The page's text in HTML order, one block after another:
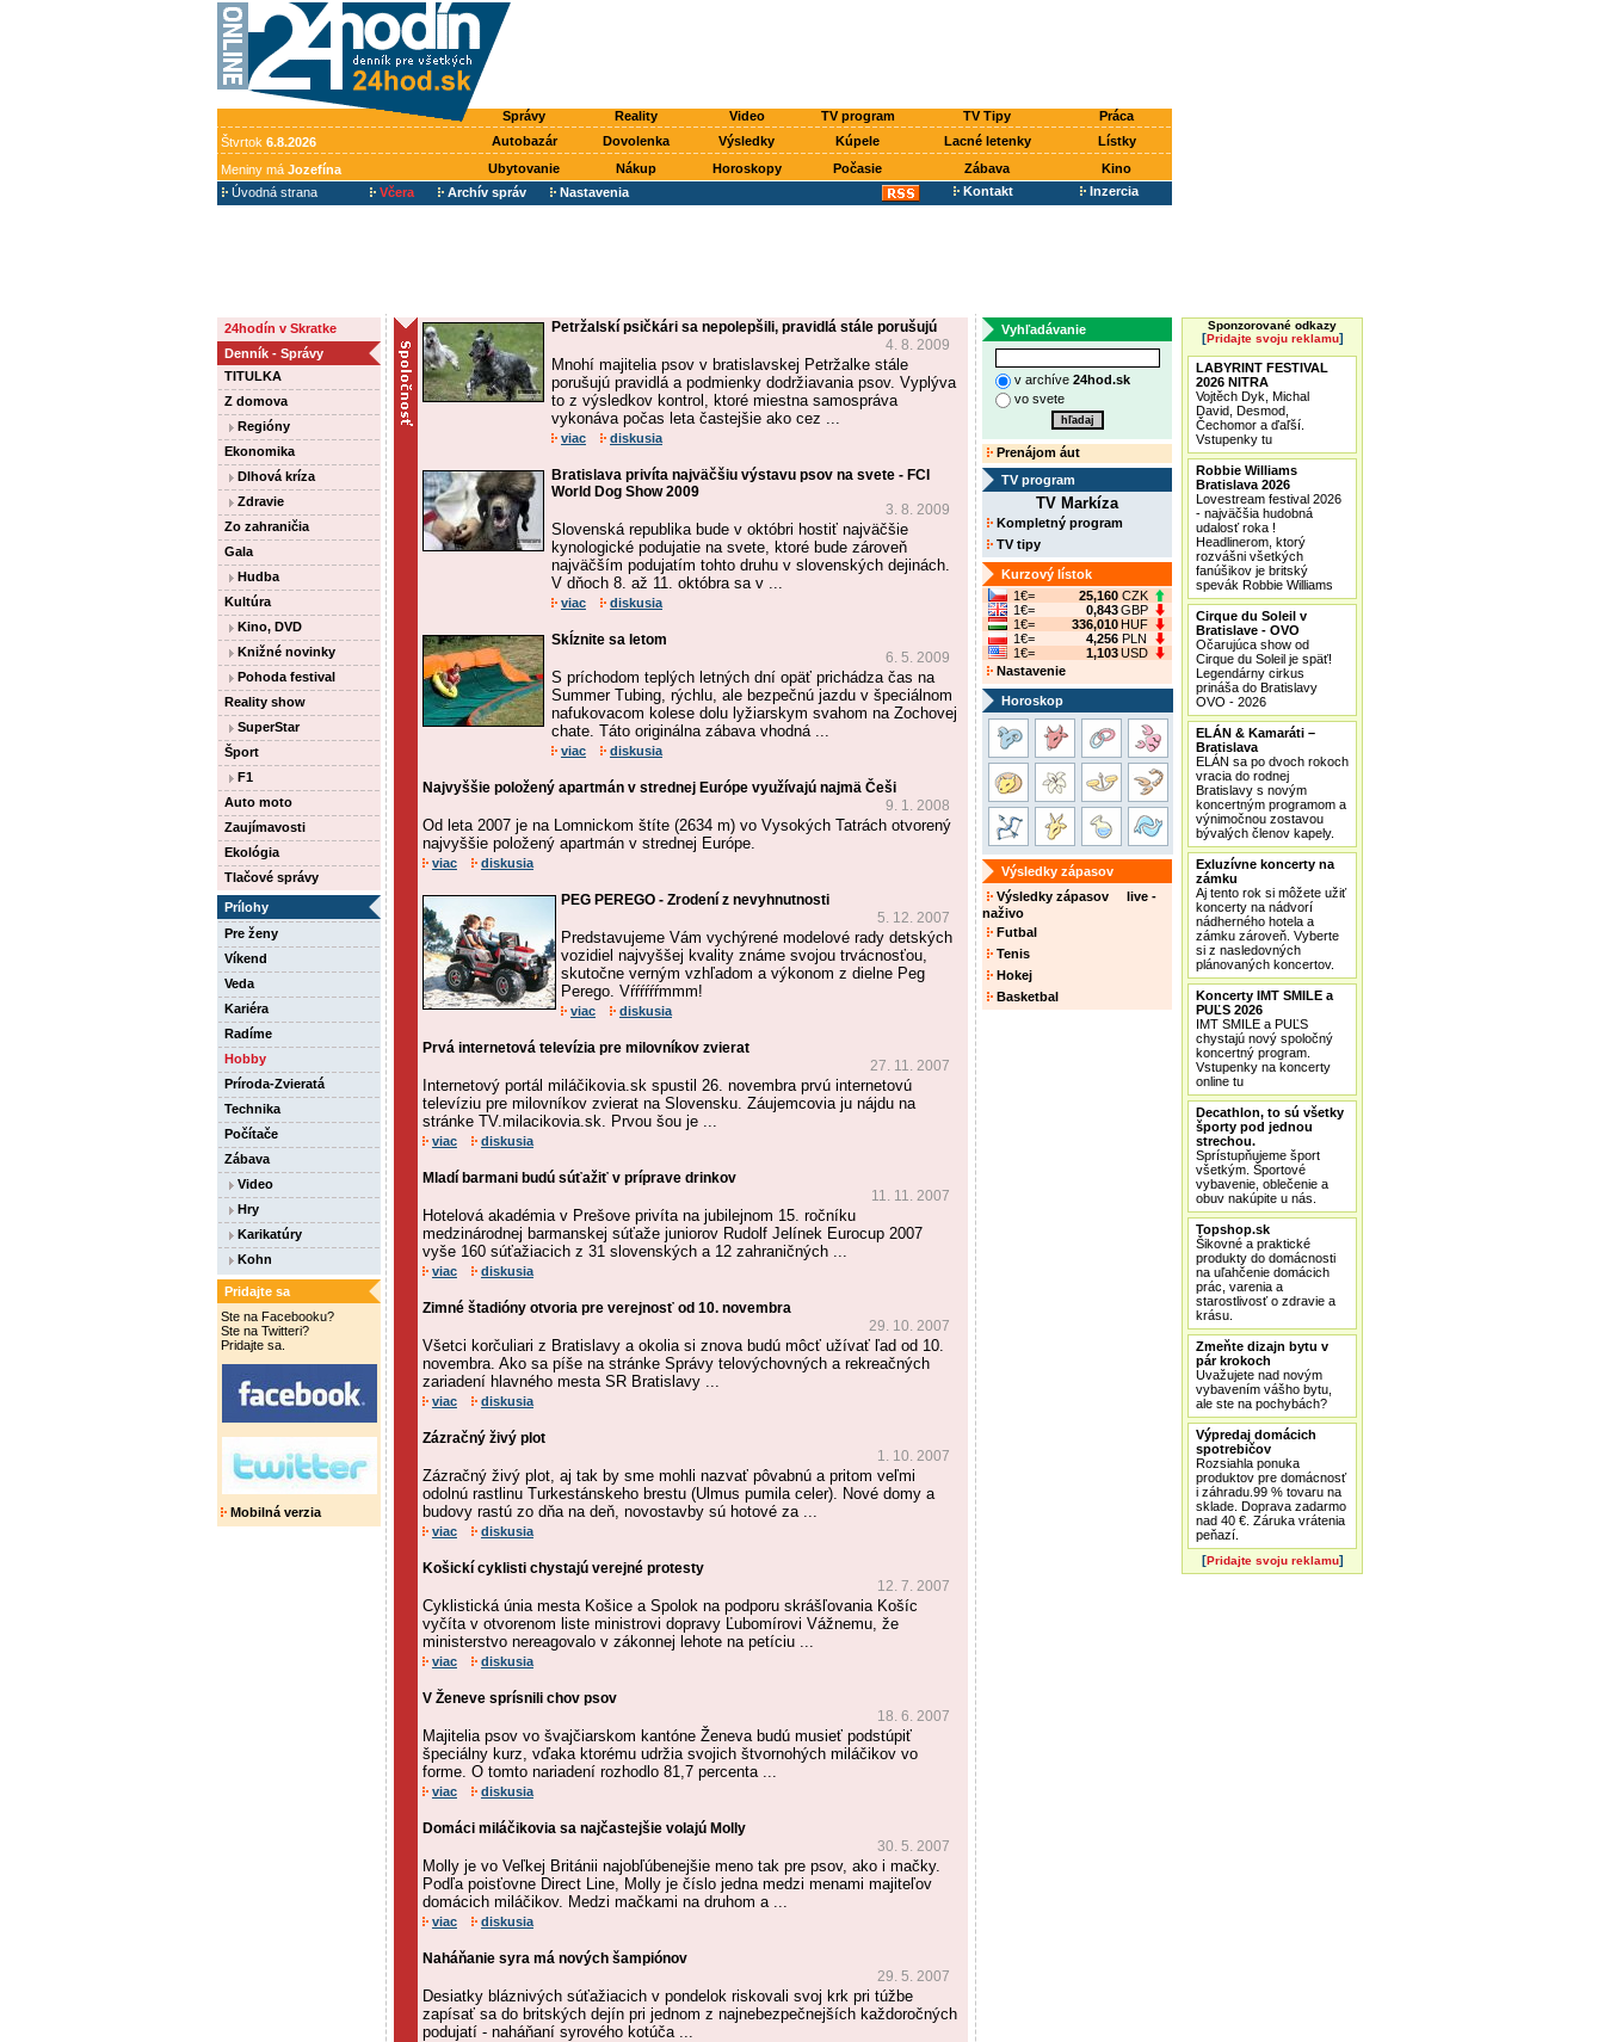
Správy Reality Video TV program TV Tipy
Práca
Štvrtok 6.8.2026 Autobazár Dovolenka Výsledky Kúpele Lacné letenky
Lístky
Meniny má Jozefína Ubytovanie Nákup Horoskopy Počasie Zábava
Kino
Úvodná strana
Včera Archív správ Nastavenia Kontakt Inzercia
24hodín v Skratke
Denník - Správy
TITULKA
Z domova
Regióny
Ekonomika
Dlhová kríza
Zdravie
Zo zahraničia
Gala
Hudba
Kultúra
Kino, DVD
Knižné novinky
Pohoda festival
Reality show
SuperStar
Šport
F1
Auto moto
Zaujímavosti
Ekológia
Tlačové správy
Prílohy
Pre ženy
Víkend
Veda
Kariéra
Radíme
Hobby
Príroda-Zvieratá
Technika
Počítače
Zábava
Video
Hry
Karikatúry
Kohn
Pridajte sa
Ste na Facebooku?
Ste na Twitteri?
Pridajte sa.
Mobilná verzia
Petržalskí psičkári sa nepolepšili, pravidlá stále porušujú
4. 8. 2009
Mnohí majitelia psov v bratislavskej Petržalke stále
porušujú pravidlá a podmienky dodržiavania psov. Vyplýva
to z výsledkov kontrol, ktoré miestna samospráva
vykonáva počas leta častejšie ako cez ...
viac diskusia
Bratislava privíta najväčšiu výstavu psov na svete - FCI
World Dog Show 2009
3. 8. 2009
Slovenská republika bude v októbri hostiť najväčšie
kynologické podujatie na svete, ktoré bude zároveň
najväčším podujatím tohto druhu v slovenských dejinách.
V dňoch 8. až 11. októbra sa v ...
viac diskusia
Skĺznite sa letom
6. 5. 2009
S príchodom teplých letných dní opäť prichádza čas na
Summer Tubing, rýchlu, ale bezpečnú jazdu v špeciálnom
nafukovacom kolese dolu lyžiarskym svahom na Zochovej
chate. Táto originálna zábava vhodná ...
viac diskusia
Najvyššie položený apartmán v strednej Európe využívajú najmä Češi
9. 1. 2008
Od leta 2007 je na Lomnickom štíte (2634 m) vo Vysokých Tatrách otvorený
najvyššie položený apartmán v strednej Európe.
viac diskusia
PEG PEREGO - Zrodení z nevyhnutnosti
5. 12. 2007
Predstavujeme Vám vychýrené modelové rady detských
vozidiel najvyššej kvality známe svojou trvácnosťou,
skutočne verným vzhľadom a výkonom z dielne Peg
Perego. Vŕŕŕŕŕŕmmm!
viac diskusia
Prvá internetová televízia pre milovníkov zvierat
27. 11. 2007
Internetový portál miláčikovia.sk spustil 26. novembra prvú internetovú
televíziu pre milovníkov zvierat na Slovensku. Záujemcovia ju nájdu na
stránke TV.milacikovia.sk. Prvou šou je ...
viac diskusia
Mladí barmani budú súťažiť v príprave drinkov
11. 11. 2007
Hotelová akadémia v Prešove privíta na jubilejnom 15. ročníku
medzinárodnej barmanskej súťaže juniorov Rudolf Jelínek Eurocup 2007
vyše 160 súťažiacich z 31 slovenských a 12 zahraničných ...
viac diskusia
Zimné štadióny otvoria pre verejnosť od 10. novembra
29. 10. 2007
Všetci korčuliari z Bratislavy a okolia si znova budú môcť užívať ľad od 10.
novembra. Ako sa píše na stránke Správy telovýchovných a rekreačných
zariadení hlavného mesta SR Bratislavy ...
viac diskusia
Zázračný živý plot
1. 10. 2007
Zázračný živý plot, aj tak by sme mohli nazvať pôvabnú a pritom veľmi
odolnú rastlinu Turkestánskeho brestu (Ulmus pumila celer). Nové domy a
budovy rastú zo dňa na deň, novostavby sú hotové za ...
viac diskusia
Košickí cyklisti chystajú verejné protesty
12. 7. 2007
Cyklistická únia mesta Košice a Spolok na podporu skrášľovania Košíc
vyčíta v otvorenom liste ministrovi dopravy Ľubomírovi Vážnemu, že
ministerstvo nereagovalo v zákonnej lehote na petíciu ...
viac diskusia
V Ženeve sprísnili chov psov
18. 6. 2007
Majitelia psov vo švajčiarskom kantóne Ženeva budú musieť podstúpiť
špeciálny kurz, vďaka ktorému udržia svojich štvornohých miláčikov vo
forme. O tomto nariadení rozhodlo 81,7 percenta ...
viac diskusia
Domáci miláčikovia sa najčastejšie volajú Molly
30. 5. 2007
Molly je vo Veľkej Británii najobľúbenejšie meno tak pre psov, ako i mačky.
Podľa poisťovne Direct Line, Molly je číslo jedna medzi menami majiteľov
domácich miláčikov. Medzi mačkami na druhom a ...
viac diskusia
Naháňanie syra má nových šampiónov
29. 5. 2007
Desiatky bláznivých súťažiacich v pondelok riskovali svoj krk pri túžbe
zapísať sa do britských dejín pri jednom z najnebezpečnejších každoročných
podujatí - naháňaní syrového kotúča ...
Vyhľadávanie
v archíve 24hod.sk
vo svete
Prenájom áut
TV program
TV Markíza
Kompletný program
TV tipy
Kurzový lístok
1€=
25,160 CZK
1€=
0,843GBP
1€=
336,010HUF
1€=
4,256 PLN
1€=
1,103USD
Nastavenie
Horoskop
Výsledky zápasov
Výsledky zápasov live -
naživo
Futbal
Tenis
Hokej
Basketbal
Sponzorované odkazy
[Pridajte svoju reklamu]
LABYRINT FESTIVAL
2026 NITRA
Vojtěch Dyk, Michal
David, Desmod,
Čechomor a ďaľší.
Vstupenky tu
Robbie Williams
Bratislava 2026
Lovestream festival 2026
- najväčšia hudobná
udalosť roka !
Headlinerom, ktorý
rozvášni všetkých
fanúšikov je britský
spevák Robbie Williams
Cirque du Soleil v
Bratislave - OVO
Očarujúca show od
Cirque du Soleil je späť!
Legendárny cirkus
prináša do Bratislavy
OVO - 2026
ELÁN & Kamaráti –
Bratislava
ELÁN sa po dvoch rokoch
vracia do rodnej
Bratislavy s novým
koncertným programom a
výnimočnou zostavou
bývalých členov kapely.
Exluzívne koncerty na
zámku
Aj tento rok si môžete užiť
koncerty na nádvorí
nádherného hotela a
zámku zároveň. Vyberte
si z nasledovných
plánovaných koncertov.
Koncerty IMT SMILE a
PUĽS 2026
IMT SMILE a PUĽS
chystajú nový spoločný
koncertný program.
Vstupenky na koncerty
online tu
Decathlon, to sú všetky
športy pod jednou
strechou.
Sprístupňujeme šport
všetkým. Športové
vybavenie, oblečenie a
obuv nakúpite u nás.
Topshop.sk
Šikovné a praktické
produkty do domácnosti
na uľahčenie domácich
prác, varenia a
starostlivosť o zdravie a
krásu.
Zmeňte dizajn bytu v
pár krokoch
Uvažujete nad novým
vybavením vášho bytu,
ale ste na pochybách?
Výpredaj domácich
spotrebičov
Rozsiahla ponuka
produktov pre domácnosť
i záhradu.99 % tovaru na
sklade. Doprava zadarmo
nad 40 €. Záruka vrátenia
peňazí.
[Pridajte svoju reklamu]